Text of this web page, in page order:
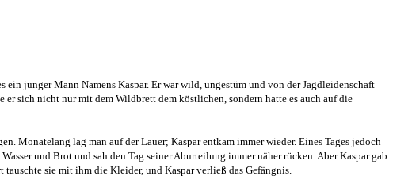
junger Mann Namens Kaspar. Er war wild, ungestüm und von der Jagdleidenschaft
sich nicht nur mit dem Wildbrett dem köstlichen, sondern hatte es auch auf die
Monatelang lag man auf der Lauer; Kaspar entkam immer wieder. Eines Tages jedoch
und Brot und sah den Tag seiner Aburteilung immer näher rücken. Aber Kaspar gab
sie mit ihm die Kleider, und Kaspar verließ das Gefängnis.